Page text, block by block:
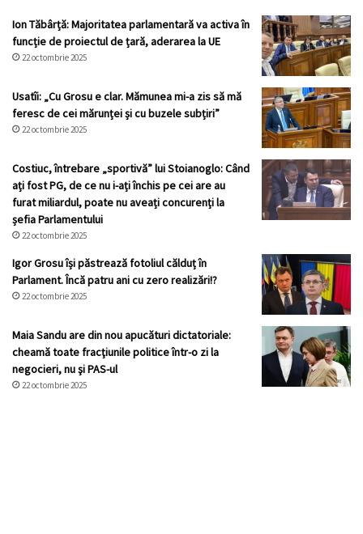
Ion Tăbârță: Majoritatea parlamentară va activa în
funcție de proiectul de țară, aderarea la UE
22 octombrie 2025
Usatîi: „Cu Grosu e clar. Mămunea mi-a zis să mă
feresc de cei mărunței și cu buzele subțiri”
22 octombrie 2025
Costiuc, întrebare „sportivă” lui Stoianoglo: Când
ați fost PG, de ce nu i-ați închis pe cei are au
furat miliardul, poate nu aveați concurenți la
șefia Parlamentului
22 octombrie 2025
Igor Grosu își păstrează fotoliul călduț în
Parlament. Încă patru ani cu zero realizări!?
22 octombrie 2025
Maia Sandu are din nou apucături dictatoriale:
cheamă toate fracţiunile politice într-o zi la
negocieri, nu şi PAS-ul
22 octombrie 2025